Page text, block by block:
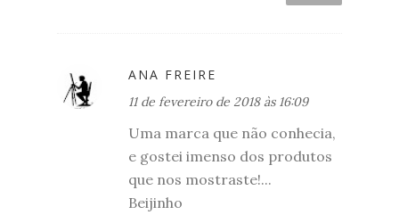
ANA FREIRE
11 de fevereiro de 2018 às 16:09
Uma marca que não conhecia,
e gostei imenso dos produtos
que nos mostraste!...
Beijinho